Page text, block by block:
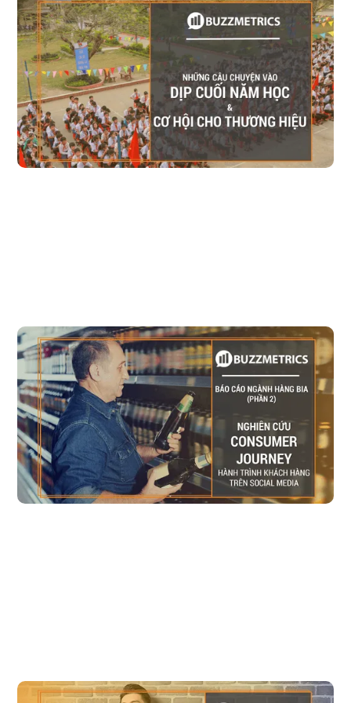
Những câu chuyện vào "Dịp cuối năm học" và Cơ
hội cho thương hiệu 2018
Các dịp đặc biệt đều sẽ thay đổi qua từng năm, và dịp cuối năm học
cũng không ngoại lệ, đặc biệt hơn khi đối tượng chính của dịp này
(học sinh) là thế hệ gen Z, thì sự thay đổi vào dịp này sẽ càng diễn ra
nhanh chóng hơn nữa. Vậy dịp này vào năm 2018, có gì mới và có gì
khác biệt so với 2017?
Đọc bài viết
Nghiên cứu ngành hàng bia - Phần 2: Hành trình
khách hàng biểu hiện trên mạng xã hội như thế
nào?
Xem thêm: Phần 1: Nghiên cứu ngành hàng bia - Thấu hiểu về các dịp
uống bia cùng social data
Đọc bài viết
Khám phá thời điểm "Khủng hoảng cuối hè" cùng